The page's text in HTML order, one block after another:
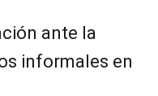
ante la
informales en